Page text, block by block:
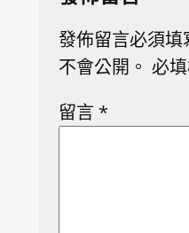
發佈留言必須
不會公開。 必
留言 *